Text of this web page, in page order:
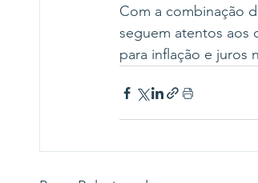
Com a combinação
seguem atentos aos
para inflação e juros